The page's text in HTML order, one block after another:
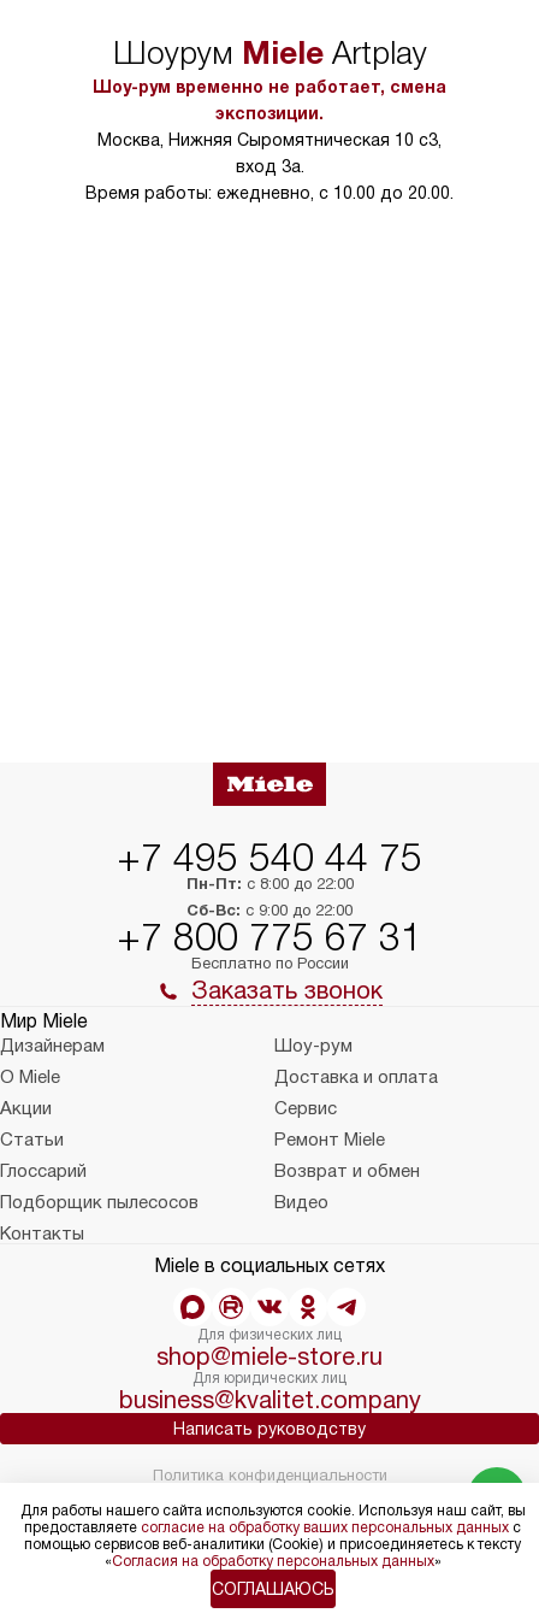
Шоурум MieleArtplay
Шоу-рум временно не работает, смена
экспозиции.
Москва, Нижняя Сыромятническая 10 с3,
вход 3а.
Время работы: ежедневно, с 10.00 до 20.00.
+7 495 540 44 75
Пн-Пт: с 8:00 до 22:00
Сб-Вс: с 9:00 до 22:00
+7 800 775 67 31
Бесплатно по России
Заказать звонок
Мир Miele
Дизайнерам
Шоу-рум
О Miele
Доставка и оплата
Акции
Сервис
Статьи
Ремонт Miele
Глоссарий
Возврат и обмен
Подборщик пылесосов
Видео
Контакты
Miele в социальных сетях
Для физических лиц
shop@miele-store.ru
Для юридических лиц
business@kvalitet.company
Написать руководству
© 2004 – 2026 Магазин Miele «Kvalitet Trade, LLC»
Политика конфиденциальности
Карта сайта
Для работы нашего сайта используются cookie. Используя наш сайт, вы
предоставляете согласие на обработку ваших персональных данных с
помощью сервисов веб-аналитики (Cookie) и присоединяетесь к тексту
«Согласия на обработку персональных данных»
СОГЛАШАЮСЬ